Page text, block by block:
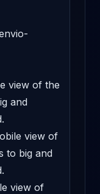
view of the
and
view of
to big and
view of